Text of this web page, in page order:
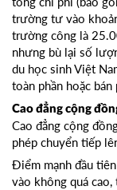
trường tư vào
trường công là
nhưng bù lại số
du học sinh Việt
toàn phần hoặc
Cao đẳng cộng
Cao đẳng cộng
phép chuyển tiếp
Điểm mạnh đầu
vào không quá